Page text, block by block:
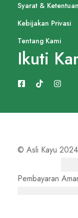
Syarat & Ketentuan
Kebijakan Privasi
Tentang Kami
Ikuti
© Asli Kayu 2024
Pembayaran